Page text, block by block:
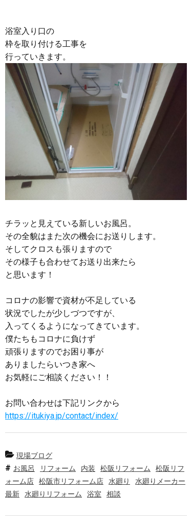
浴室入り口の
枠を取り付ける工事を
行っていきます。
チラッと見えている新しいお風呂。
その全貌はまた次の機会にお送りします。
そしてクロスも張りますので
その様子も合わせてお送り出来たら
と思います！
コロナの影響で資材が不足している
状況でしたが少しづつですが、
入ってくるようになってきています。
僕たちもコロナに負けず
頑張りますのでお困り事が
ありましたらいつき家へ
お気軽にご相談ください！！
お問い合わせは下記リンクから
https://itukiya.jp/contact/index/
現場ブログ
お風呂
リフォーム 内装 松阪リフォーム
松阪リフ
ォーム店
松阪市リフォーム店 水廻り
水廻りメーカー
最新
水廻りリフォーム 浴室 相談